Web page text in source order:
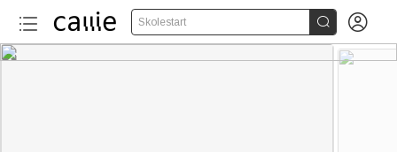
Skolestart  